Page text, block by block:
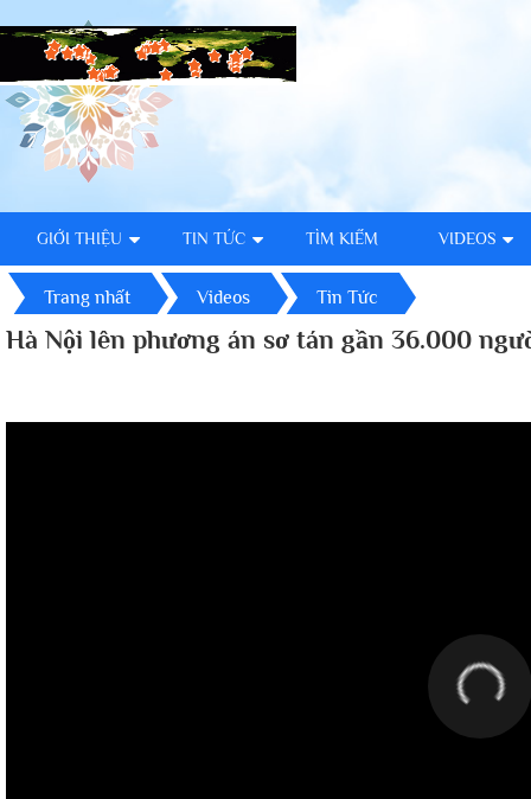
GIỚI THIỆU TIN TỨC TÌM KIẾM VIDEOS
Trang nhất Videos Tin Tức
Hà Nội lên phương án sơ tán gần 36.000